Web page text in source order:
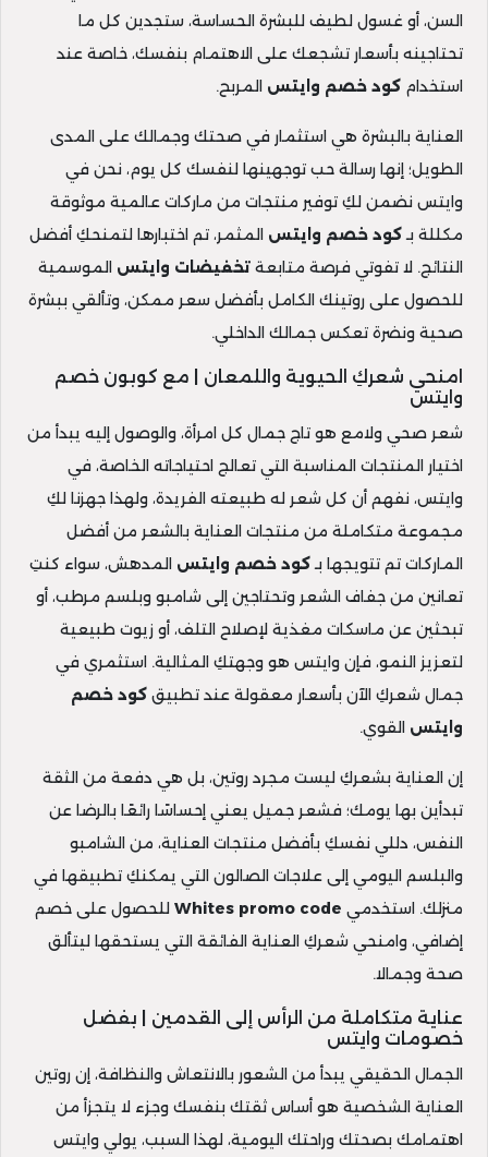
السن، أو غسول لطيف للبشرة الحساسة، ستجدين كل ما
تحتاجينه بأسعار تشجعك على الاهتمام بنفسك، خاصة عند
استخدام كود خصم وايتس المربح.
العناية بالبشرة هي استثمار في صحتك وجمالك على المدى
الطويل؛ إنها رسالة حب توجهينها لنفسك كل يوم، نحن في
وايتس نضمن لكِ توفير منتجات من ماركات عالمية موثوقة
مكللة بـكود خصم وايتس المثمر، تم اختبارها لتمنحكِ أفضل
النتائج. لا تفوتي فرصة متابعة تخفيضات وايتس الموسمية
للحصول على روتينك الكامل بأفضل سعر ممكن، وتألقي ببشرة
صحية ونضرة تعكس جمالك الداخلي.
امنحي شعركِ الحيوية واللمعان | مع كوبون خصم
وايتس
شعر صحي ولامع هو تاج جمال كل امرأة، والوصول إليه يبدأ من
اختيار المنتجات المناسبة التي تعالج احتياجاته الخاصة، في
وايتس، نفهم أن كل شعر له طبيعته الفريدة، ولهذا جهزنا لكِ
مجموعة متكاملة من منتجات العناية بالشعر من أفضل
الماركات تم تتويجها بـكود خصم وايتس المدهش، سواء كنتِ
تعانين من جفاف الشعر وتحتاجين إلى شامبو وبلسم مرطب، أو
تبحثين عن ماسكات مغذية لإصلاح التلف، أو زيوت طبيعية
لتعزيز النمو، فإن وايتس هو وجهتكِ المثالية. استثمري في
جمال شعركِ الآن بأسعار معقولة عند تطبيق كود خصم
وايتس القوي.
إن العناية بشعركِ ليست مجرد روتين، بل هي دفعة من الثقة
تبدأين بها يومك؛ فشعر جميل يعني إحساسًا رائعًا بالرضا عن
النفس، دللي نفسكِ بأفضل منتجات العناية، من الشامبو
والبلسم اليومي إلى علاجات الصالون التي يمكنكِ تطبيقها في
منزلك. استخدمي Whites promo code للحصول على خصم
إضافي، وامنحي شعركِ العناية الفائقة التي يستحقها ليتألق
صحة وجمالا.
عناية متكاملة من الرأس إلى القدمين | بفضل
خصومات وايتس
الجمال الحقيقي يبدأ من الشعور بالانتعاش والنظافة، إن روتين
العناية الشخصية هو أساس ثقتك بنفسك وجزء لا يتجزأ من
اهتمامك بصحتك وراحتك اليومية، لهذا السبب، يولي وايتس